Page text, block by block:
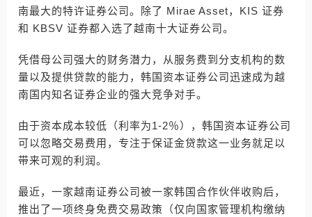
南最大的特许证券公司。除了 Mirae Asset，KIS 证券
和 KBSV 证券都入选了越南十大证券公司。
凭借母公司强大的财务潜力，从服务费到分支机构的数
量以及提供贷款的能力，韩国资本证券公司迅速成为越
南国内知名证券企业的强大竞争对手。
由于资本成本较低（利率为1-2％），韩国资本证券公司
可以忽略交易费用，专注于保证金贷款这一业务就足以
带来可观的利润。
最近，一家越南证券公司被一家韩国合作伙伴收购后，
推出了一项终身免费交易政策（仅向国家管理机构缴纳